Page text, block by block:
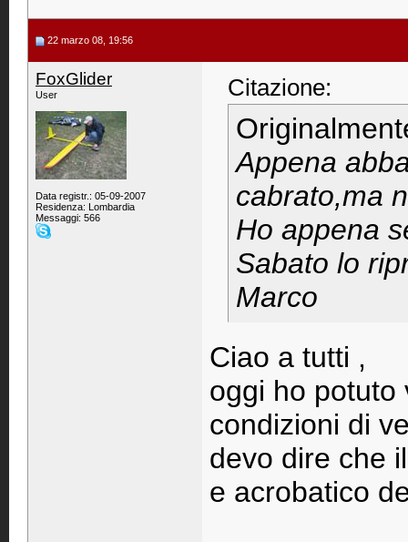
22 marzo 08, 19:56
FoxGlider
User
Data registr.: 05-09-2007
Residenza: Lombardia
Messaggi: 566
Citazione:
Appena
cabrato,ma
Ho appena
Sabato lo
Marco
Ciao a tutti ,
oggi ho potuto
condizioni di
devo dire che
e acrobatico